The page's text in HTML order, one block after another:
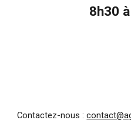
8h30
Contactez-nous :